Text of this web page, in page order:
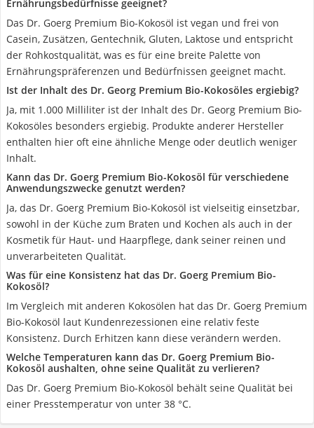
Ernährungsbedürfnisse geeignet?
Das Dr. Goerg Premium Bio-Kokosöl ist vegan und frei von
Casein, Zusätzen, Gentechnik, Gluten, Laktose und entspricht
der Rohkostqualität, was es für eine breite Palette von
Ernährungspräferenzen und Bedürfnissen geeignet macht.
Ist der Inhalt des Dr. Georg Premium Bio-Kokosöles ergiebig?
Ja, mit 1.000 Milliliter ist der Inhalt des Dr. Georg Premium Bio-
Kokosöles besonders ergiebig. Produkte anderer Hersteller
enthalten hier oft eine ähnliche Menge oder deutlich weniger
Inhalt.
Kann das Dr. Goerg Premium Bio-Kokosöl für verschiedene
Anwendungszwecke genutzt werden?
Ja, das Dr. Goerg Premium Bio-Kokosöl ist vielseitig einsetzbar,
sowohl in der Küche zum Braten und Kochen als auch in der
Kosmetik für Haut- und Haarpflege, dank seiner reinen und
unverarbeiteten Qualität.
Was für eine Konsistenz hat das Dr. Goerg Premium Bio-
Kokosöl?
Im Vergleich mit anderen Kokosölen hat das Dr. Goerg Premium
Bio-Kokosöl laut Kundenrezessionen eine relativ feste
Konsistenz. Durch Erhitzen kann diese verändern werden.
Welche Temperaturen kann das Dr. Goerg Premium Bio-
Kokosöl aushalten, ohne seine Qualität zu verlieren?
Das Dr. Goerg Premium Bio-Kokosöl behält seine Qualität bei
einer Presstemperatur von unter 38 °C.